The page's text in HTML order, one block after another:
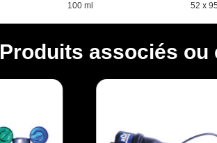
100 ml 52 x 95
Produits associés ou